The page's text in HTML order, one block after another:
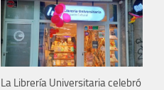
La Librería Universitaria celebró